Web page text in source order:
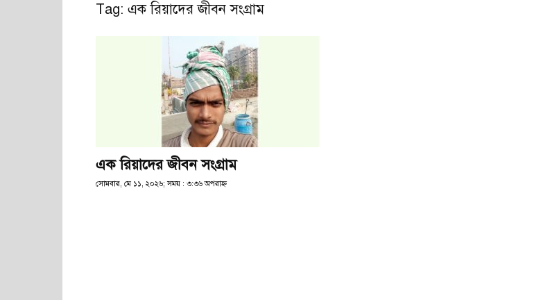
Tag: এক রিয়াদের জীবন সংগ্রাম
এক রিয়াদের জীবন সংগ্রাম
সোমবার, মে ১১, ২০২৬; সময় : ৩:৩৬ অপরাহ্ণ